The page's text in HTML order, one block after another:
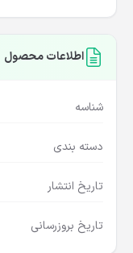
اطلاعات محصول
شناسه
دسته بندی
تاریخ انتشار
تاریخ بروزرسانی